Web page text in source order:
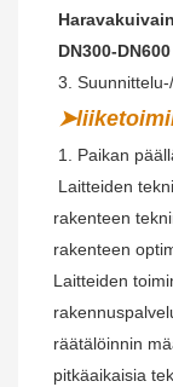
DN300-
3.
1. Paikan
Laitteiden
rakenteen
rakenteen
Laitteiden
räätälöinnin
pitkäaikaisia